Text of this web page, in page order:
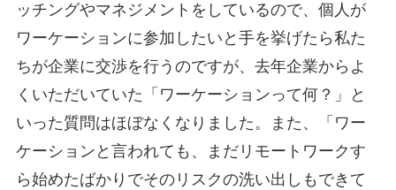
ッチングやマネジメントをしているので、個人が
ワーケーションに参加したいと手を挙げたら私た
ちが企業に交渉を行うのですが、去年企業からよ
くいただいていた「ワーケーションって何？」と
いった質問はほぼなくなりました。また、「ワー
ケーションと言われても、まだリモートワークす
ら始めたばかりでそのリスクの洗い出しもできて